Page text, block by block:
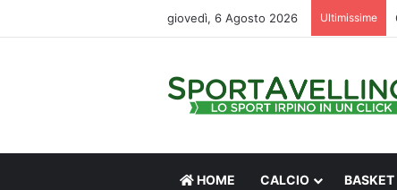
giovedì, 6 Agosto 2026 Ultimissime
HOME CALCIO BASKET